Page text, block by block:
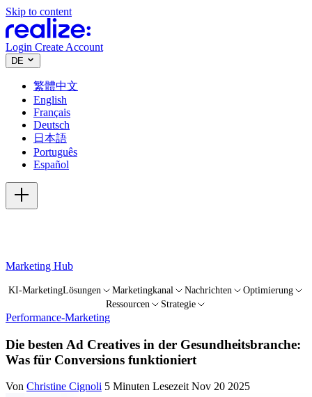
Skip to content
Login Create Account
DE
繁體中文
English
Français
Deutsch
日本語
Português
Español
Marketing Hub
KI-MarketingLösungen Marketingkanal Nachrichten
Optimierung
Ressourcen
Strategie
Performance-Marketing
Die besten Ad Creatives in der Gesundheitsbranche:
Was für Conversions funktioniert
Von Christine Cignoli 5 Minuten Lesezeit Nov 20 2025